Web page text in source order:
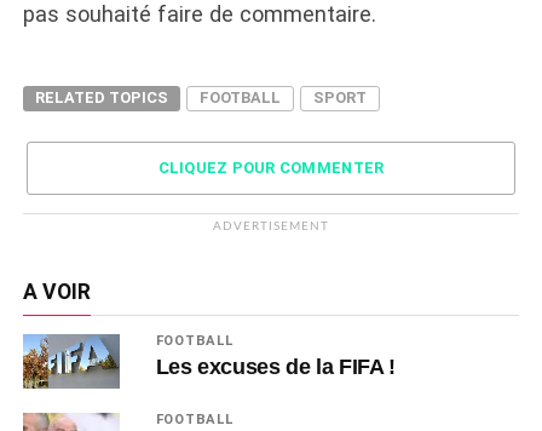
pas souhaité faire de commentaire.
RELATED TOPICS FOOTBALL SPORT
CLIQUEZ POUR COMMENTER
ADVERTISEMENT
A VOIR
FOOTBALL
Les excuses de la FIFA !
FOOTBALL